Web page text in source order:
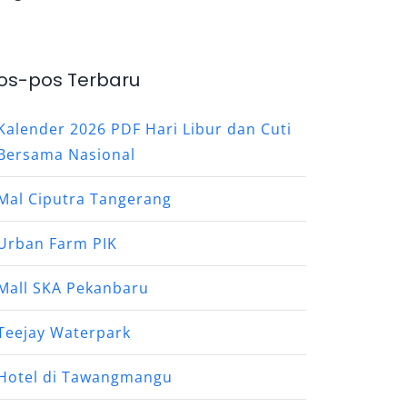
pos Terbaru
2026 PDF Hari Libur dan Cuti
Nasional
Ciputra Tangerang
Farm PIK
SKA Pekanbaru
Waterpark
di Tawangmangu